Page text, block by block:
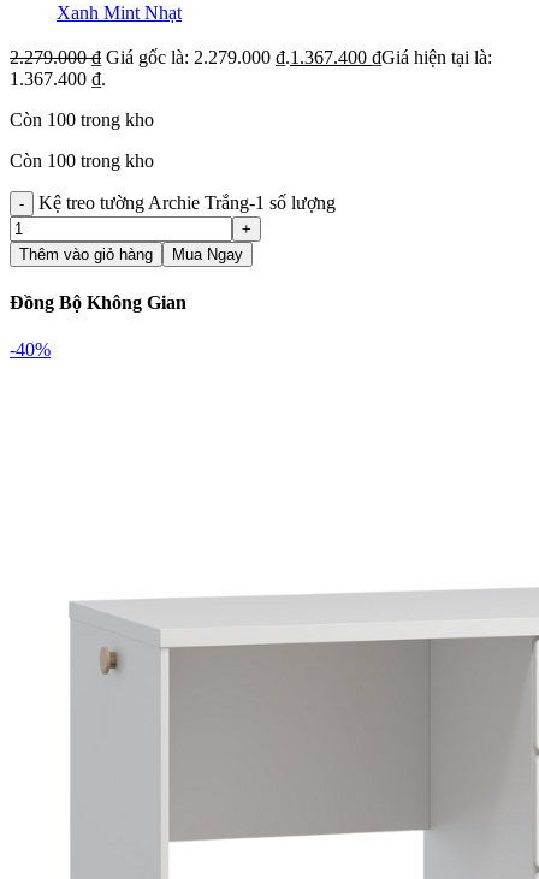
Xanh Mint Nhạt
2.279.000₫ Giá gốc là: 2.279.000 ₫.1.367.400 ₫Giá hiện tại là:
1.367.400 ₫.
Còn 100 trong kho
Còn 100 trong kho
Kệ treo tường Archie Trắng-1 số lượng
Thêm vào giỏ hàng Mua Ngay
Đồng Bộ Không Gian
-40%